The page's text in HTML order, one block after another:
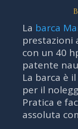
La barca
prestazioni
con un 40
patente
La barca è
per il
Pratica e
assoluta